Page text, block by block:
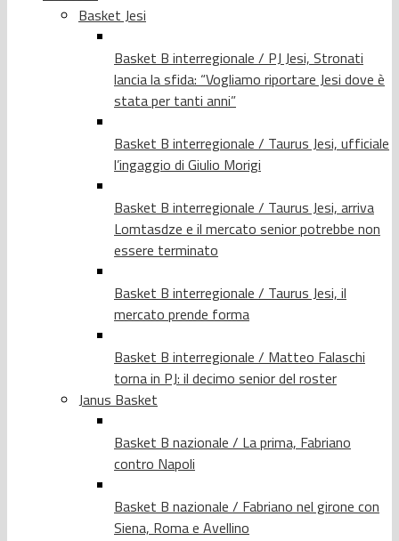
Basket Jesi
Basket B interregionale / PJ Jesi, Stronati
lancia la sfida: “Vogliamo riportare Jesi dove è
stata per tanti anni”
Basket B interregionale / Taurus Jesi, ufficiale
l’ingaggio di Giulio Morigi
Basket B interregionale / Taurus Jesi, arriva
Lomtasdze e il mercato senior potrebbe non
essere terminato
Basket B interregionale / Taurus Jesi, il
mercato prende forma
Basket B interregionale / Matteo Falaschi
torna in PJ: il decimo senior del roster
Janus Basket
Basket B nazionale / La prima, Fabriano
contro Napoli
Basket B nazionale / Fabriano nel girone con
Siena, Roma e Avellino